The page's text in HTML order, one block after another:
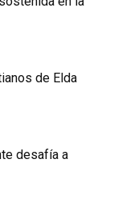
de Elda
desafía a